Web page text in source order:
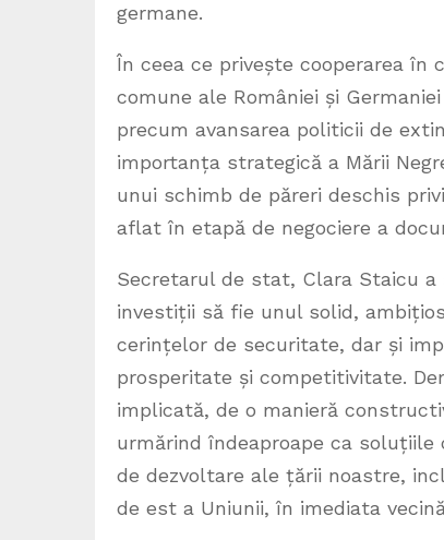
germane.
În ceea ce privește cooperarea în
comune ale României și
precum avansarea politicii de
importanța strategică a Mării
unui schimb de păreri deschis
aflat în etapă de negociere a
Secretarul de stat, Clara Staicu
investiții să fie unul solid,
cerințelor de securitate, dar și
prosperitate și competitivitate.
implicată, de o manieră
urmărind îndeaproape ca
de dezvoltare ale țării noastre,
de est a Uniunii, în imediata